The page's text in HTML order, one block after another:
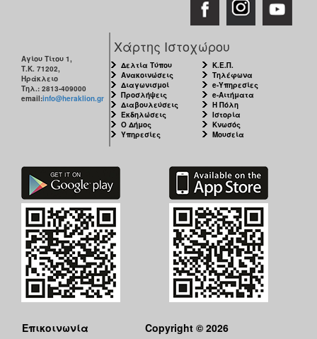
Αγίου Τίτου 1,
Τ.Κ. 71202,
Ηράκλειο
Τηλ.: 2813-409000
email:info@heraklion.gr
Χάρτης Ιστοχώρου
Δελτία Τύπου
Ανακοινώσεις
Διαγωνισμοί
Προσλήψεις
Διαβουλεύσεις
Εκδηλώσεις
Ο Δήμος
Υπηρεσίες
Κ.Ε.Π.
Τηλέφωνα
e-Υπηρεσίες
e-Αιτήματα
Η Πόλη
Ιστορία
Κνωσός
Μουσεία
Επικοινωνία
Copyright © 2026